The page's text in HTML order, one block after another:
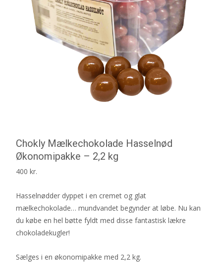
Chokly Mælkechokolade Hasselnød
Økonomipakke – 2,2 kg
400 kr.
Hasselnødder dyppet i en cremet og glat
mælkechokolade… mundvandet begynder at løbe. Nu kan
du købe en hel bøtte fyldt med disse fantastisk lækre
chokoladekugler!
Sælges i en økonomipakke med 2,2 kg.